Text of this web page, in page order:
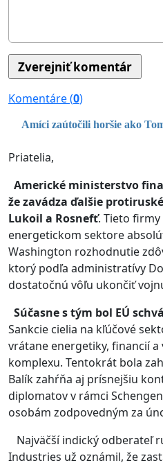
Komentáre (0)
Amíci zaútočili horšie ako
Priatelia,
Americké ministerstvo
že zavádza ďalšie
Lukoil a Rosnefť. Tieto
energetickom sektore
Washington rozhodnutie
ktorý podľa administratívy
dostatočnú vôľu ukončiť
Súčasne s tým bol EÚ
Sankcie cielia na kľúčové
vrátane energetiky, financií
komplexu. Tentokrát bola
Balík zahŕňa aj prísnejšiu
diplomatov v rámci
osobám zodpovedným za
Najväčší indický odberateľ
Industries už oznámil, že